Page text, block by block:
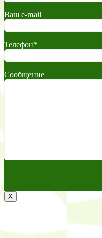
Ваш e-mail
Телефон*
Сообщение
X